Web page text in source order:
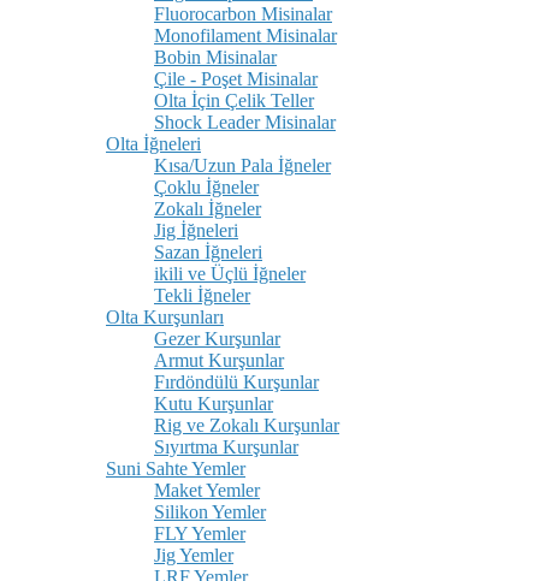
Fluorocarbon Misinalar
Monofilament Misinalar
Bobin Misinalar
Çile - Poşet Misinalar
Olta İçin Çelik Teller
Shock Leader Misinalar
Olta İğneleri
Kısa/Uzun Pala İğneler
Çoklu İğneler
Zokalı İğneler
Jig İğneleri
Sazan İğneleri
ikili ve Üçlü İğneler
Tekli İğneler
Olta Kurşunları
Gezer Kurşunlar
Armut Kurşunlar
Fırdöndülü Kurşunlar
Kutu Kurşunlar
Rig ve Zokalı Kurşunlar
Sıyırtma Kurşunlar
Suni Sahte Yemler
Maket Yemler
Silikon Yemler
FLY Yemler
Jig Yemler
LRF Yemler